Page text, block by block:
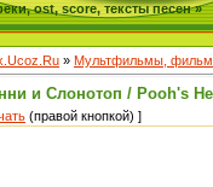
ost, score, тексты песен »
» Мультфильмы,
и Слонотоп / Pooh's
(правой кнопкой) ]